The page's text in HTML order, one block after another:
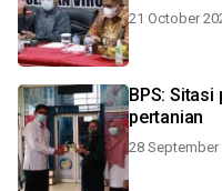
21 October
BPS:
pertanian
28 September